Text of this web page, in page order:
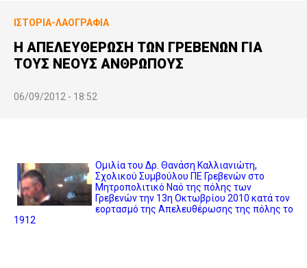
ΙΣΤΟΡΊΑ-ΛΑΟΓΡΑΦΊΑ
Η ΑΠΕΛΕΥΘΕΡΩΣΗ ΤΩΝ ΓΡΕΒΕΝΩΝ ΓΙΑ
ΤΟΥΣ ΝΕΟΥΣ ΑΝΘΡΩΠΟΥΣ
06/09/2012 - 18:52
Ομιλία του Δρ. Θανάση Καλλιανιώτη,
Σχολικού Συμβούλου ΠΕ Γρεβενών στο
Μητροπολιτικό Ναό της πόλης των
Γρεβενών την 13η Οκτωβρίου 2010 κατά τον
εορτασμό της Απελευθέρωσης της πόλης το
1912